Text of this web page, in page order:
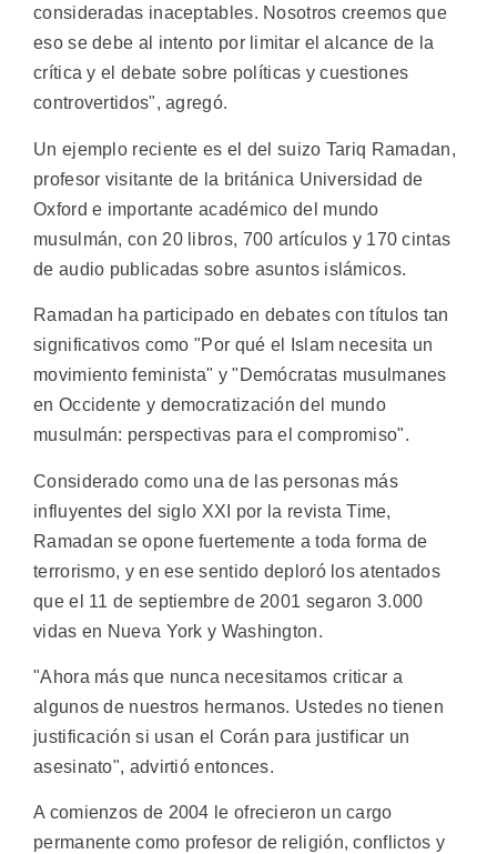
consideradas inaceptables. Nosotros creemos que
eso se debe al intento por limitar el alcance de la
crítica y el debate sobre políticas y cuestiones
controvertidos", agregó.
Un ejemplo reciente es el del suizo Tariq Ramadan,
profesor visitante de la británica Universidad de
Oxford e importante académico del mundo
musulmán, con 20 libros, 700 artículos y 170 cintas
de audio publicadas sobre asuntos islámicos.
Ramadan ha participado en debates con títulos tan
significativos como "Por qué el Islam necesita un
movimiento feminista" y "Demócratas musulmanes
en Occidente y democratización del mundo
musulmán: perspectivas para el compromiso".
Considerado como una de las personas más
influyentes del siglo XXI por la revista Time,
Ramadan se opone fuertemente a toda forma de
terrorismo, y en ese sentido deploró los atentados
que el 11 de septiembre de 2001 segaron 3.000
vidas en Nueva York y Washington.
"Ahora más que nunca necesitamos criticar a
algunos de nuestros hermanos. Ustedes no tienen
justificación si usan el Corán para justificar un
asesinato", advirtió entonces.
A comienzos de 2004 le ofrecieron un cargo
permanente como profesor de religión, conflictos y